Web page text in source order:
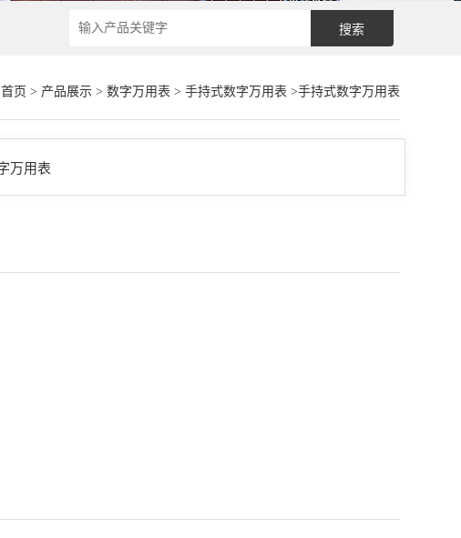
首页 > 产品展示> 数字万用表 > 手持式数字万用表 >手持式数字万用表